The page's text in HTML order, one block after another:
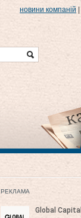
новини компаній
РЕКЛАМА